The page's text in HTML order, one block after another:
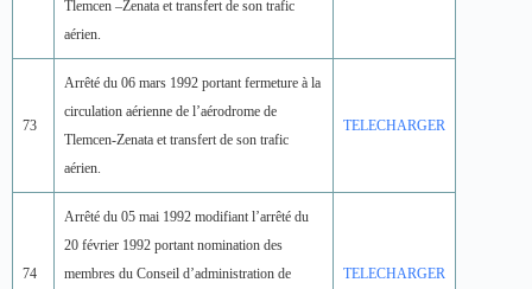
Tlemcen –Zenata et transfert de son trafic
aérien.
73
Arrêté du 06 mars 1992 portant fermeture à la
circulation aérienne de l’aérodrome de
Tlemcen-Zenata et transfert de son trafic
aérien.
TELECHARGER
74
Arrêté du 05 mai 1992 modifiant l’arrêté du
20 février 1992 portant nomination des
membres du Conseil d’administration de
TELECHARGER